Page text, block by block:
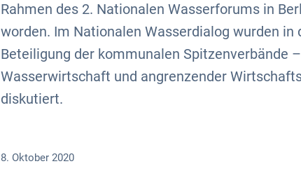
Rahmen des 2. Nationalen Wasserforums in
worden. Im Nationalen Wasserdialog wurden
Beteiligung der kommunalen Spitzenverbände
Wasserwirtschaft und angrenzender
diskutiert.
8. Oktober 2020